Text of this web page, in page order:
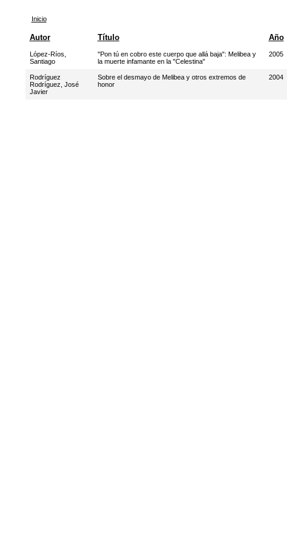
Inicio
Autor Título Año
López-Ríos,
Santiago
"Pon tú en cobro este cuerpo que allá baja": Melibea y
la muerte infamante en la "Celestina"
2005
Rodríguez
Rodríguez, José
Javier
Sobre el desmayo de Melibea y otros extremos de
honor
2004